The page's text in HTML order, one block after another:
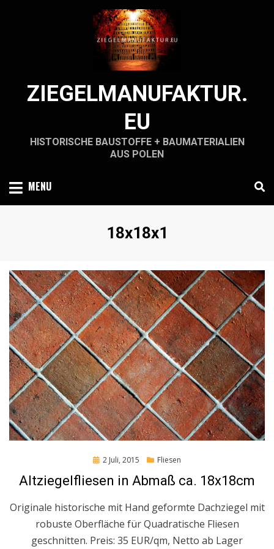
ZIEGELMANUFAKTUR.
EU
HISTORISCHE BAUSTOFFE + BAUMATERIALIEN
AUS POLEN
MENU
Schlagwort
:
18x18x1
Posted
2 Juli, 2015 Fliesen
Altziegelfliesen in Abmaß ca. 18x18cm
Originale historische mit Hand geformte Dachziegel mit
robuste Oberfläche für Quadratische Fliesen
geschnitten. Preis: 35 EUR/qm, Netto ab Lager